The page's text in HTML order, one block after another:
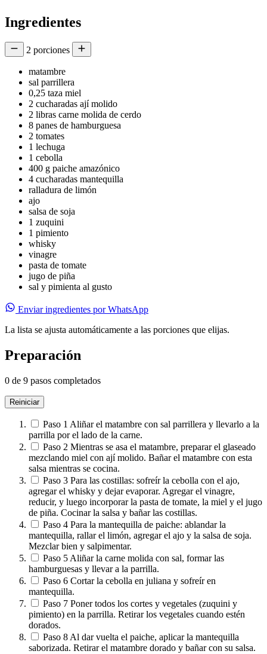
Ingredientes
2 porciones
matambre
sal parrillera
0,25 taza miel
2 cucharadas ají molido
2 libras carne molida de cerdo
8 panes de hamburguesa
2 tomates
1 lechuga
1 cebolla
400 g paiche amazónico
4 cucharadas mantequilla
ralladura de limón
ajo
salsa de soja
1 zuquini
1 pimiento
whisky
vinagre
pasta de tomate
jugo de piña
sal y pimienta al gusto
Enviar ingredientes por WhatsApp
La lista se ajusta automáticamente a las porciones que elijas.
Preparación
0 de 9 pasos completados
Reiniciar
Paso 1 Aliñar el matambre con sal parrillera y llevarlo a la
parrilla por el lado de la carne.
Paso 2 Mientras se asa el matambre, preparar el glaseado
mezclando miel con ají molido. Bañar el matambre con esta
salsa mientras se cocina.
Paso 3 Para las costillas: sofreír la cebolla con el ajo,
agregar el whisky y dejar evaporar. Agregar el vinagre,
reducir, y luego incorporar la pasta de tomate, la miel y el jugo
de piña. Cocinar la salsa y bañar las costillas.
Paso 4 Para la mantequilla de paiche: ablandar la
mantequilla, rallar el limón, agregar el ajo y la salsa de soja.
Mezclar bien y salpimentar.
Paso 5 Aliñar la carne molida con sal, formar las
hamburguesas y llevar a la parrilla.
Paso 6 Cortar la cebolla en juliana y sofreír en
mantequilla.
Paso 7 Poner todos los cortes y vegetales (zuquini y
pimiento) en la parrilla. Retirar los vegetales cuando estén
dorados.
Paso 8 Al dar vuelta el paiche, aplicar la mantequilla
saborizada. Retirar el matambre dorado y bañar con su salsa.